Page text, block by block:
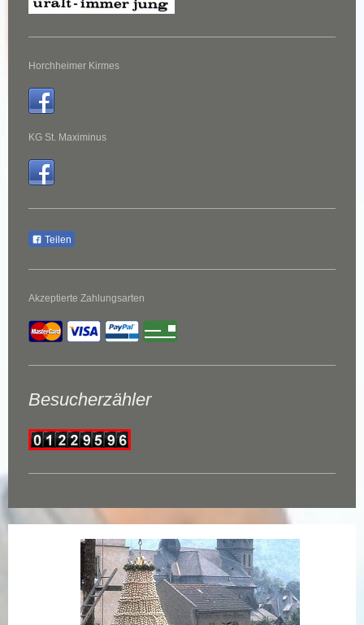
Horchheimer Kirmes
KG St. Maximinus
Teilen
Akzeptierte Zahlungsarten
Besucherzähler